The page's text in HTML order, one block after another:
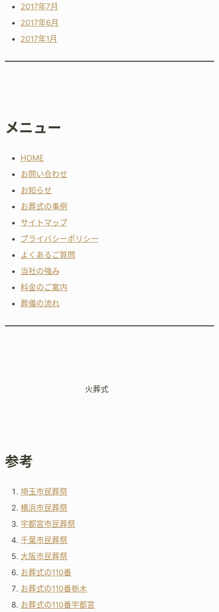
2017年7月
2017年6月
2017年1月
メニュー
HOME
お問い合わせ
お知らせ
お葬式の事例
サイトマップ
プライバシーポリシー
よくあるご質問
当社の強み
料金のご案内
葬儀の流れ
火葬式
参考
埼玉市民葬祭
横浜市民葬祭
宇都宮市民葬祭
千葉市民葬祭
大阪市民葬祭
お葬式の110番
お葬式の110番栃木
お葬式の110番宇都宮